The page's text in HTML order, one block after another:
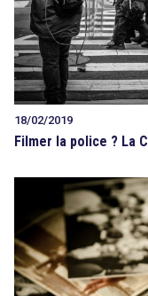
18/02/2019
Filmer la police ? La